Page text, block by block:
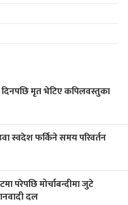
दिनपछि मृत भेटिए कपिलवस्तुका
स्वदेश फर्किने समय परिवर्तन
परेपछि मोर्चाबन्दीमा जुटे
दल